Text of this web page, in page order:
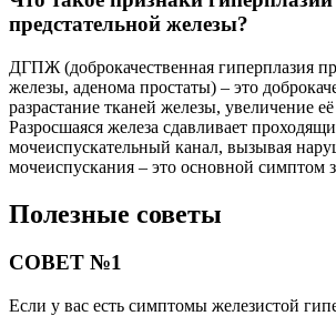
предстательной железы?
ДГПЖ (доброкачественная гиперплазия
железы, аденома простаты) – это
разрастание тканей железы, увеличение
Разросшаяся железа сдавливает
мочеиспускательный канал, вызывая
мочеиспускания – это основной симптом
Полезные советы
СОВЕТ №1
Если у вас есть симптомы железистой